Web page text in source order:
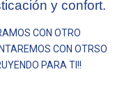
y confort.
CON OTRO
CON OTRSO
PARA TI!!